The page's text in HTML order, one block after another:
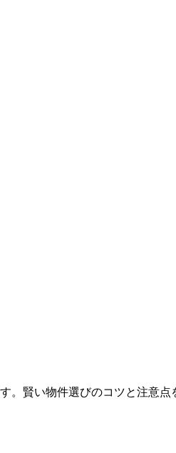
賢い物件選びのコツと注意点